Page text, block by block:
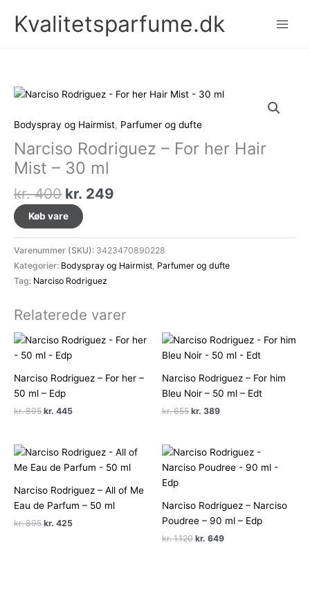
Kvalitetsparfume.dk
Bodyspray og Hairmist, Parfumer og dufte
Narciso Rodriguez – For her Hair
Mist – 30 ml
kr.400 Den
oprindelige
pris
var:
kr. 400.
kr. 249
er:
kr. 249.
Køb vare
Varenummer (SKU): 3423470890228
Kategorier: Bodyspray og Hairmist Parfumer og dufte
Tag: Narciso Rodriguez
Relaterede varer
Narciso Rodriguez – For her –
50 ml – Edp
kr.895 Den
kr. 895.
kr. 445Den
kr. 445.
Narciso Rodriguez – For him
Bleu Noir – 50 ml – Edt
kr.655 Den
kr. 655.
kr. 389Den
kr. 389.
Narciso Rodriguez – All of Me
Eau de Parfum – 50 ml
kr.895 Den
kr. 425Den
Narciso Rodriguez – Narciso
Poudree – 90 ml – Edp
kr.1.120 Den
kr. 649Den